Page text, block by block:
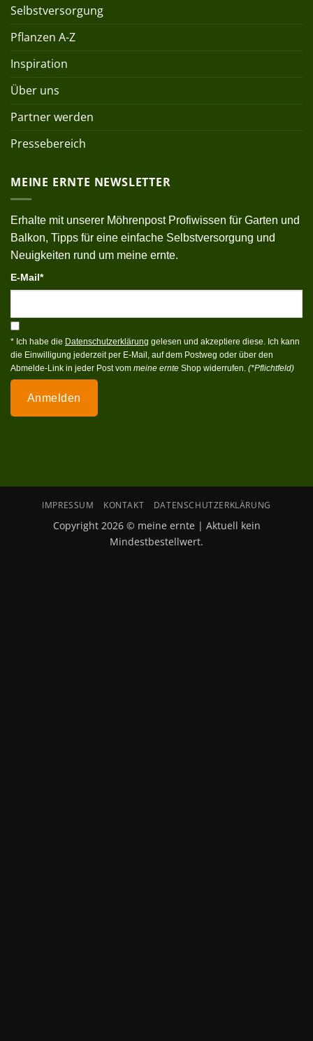
Selbstversorgung
Pflanzen A-Z
Inspiration
Über uns
Partner werden
Pressebereich
MEINE ERNTE NEWSLETTER
Erhalte mit unserer Möhrenpost Profiwissen für Garten und
Balkon, Tipps für eine einfache Selbstversorgung und
Neuigkeiten rund um meine ernte.
E-Mail*
* Ich habe die Datenschutzerklärung gelesen und akzeptiere diese. Ich kann
die Einwilligung jederzeit per E-Mail, auf dem Postweg oder über den
Abmelde-Link in jeder Post vom meine ernte Shop widerrufen. (*Pflichtfeld)
Anmelden
IMPRESSUM KONTAKT DATENSCHUTZERKLÄRUNG
Copyright 2026 © meine ernte | Aktuell kein
Mindestbestellwert.